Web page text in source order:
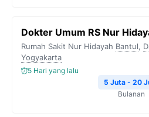
Dokter Umum RS Nur
Rumah Sakit Nur Hidayah Bantul,
Yogyakarta
5 Hari yang lalu
5 Juta - 20
Bulanan